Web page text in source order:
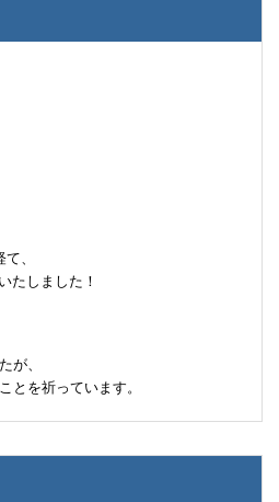
、
たしました！
が、
とを祈っています。